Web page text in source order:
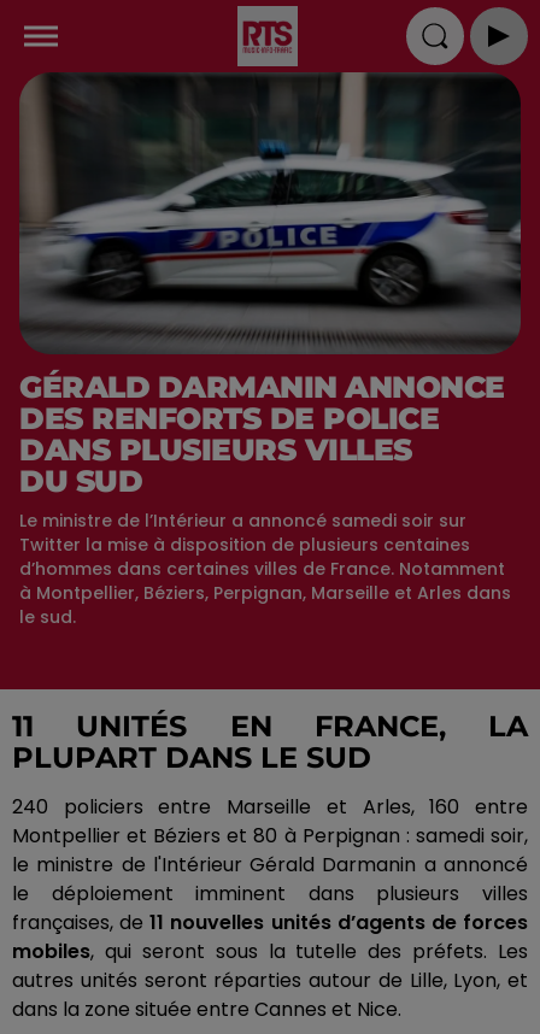
GÉRALD DARMANIN ANNONCE
DES RENFORTS DE POLICE
DANS PLUSIEURS VILLES
DU SUD
Le ministre de l’Intérieur a annoncé samedi soir sur
Twitter la mise à disposition de plusieurs centaines
d’hommes dans certaines villes de France. Notamment
à Montpellier, Béziers, Perpignan, Marseille et Arles dans
le sud.
11 UNITÉS EN FRANCE, LA
PLUPART DANS LE SUD
240 policiers entre Marseille et Arles, 160 entre
Montpellier et Béziers et 80 à Perpignan : samedi soir,
le ministre de l'Intérieur Gérald Darmanin a annoncé
le déploiement imminent dans plusieurs villes
françaises, de11 nouvelles unités d’agents de forces
mobiles, qui seront sous la tutelle des préfets. Les
autres unités seront réparties autour de Lille, Lyon, et
dans la zone située entre Cannes et Nice.